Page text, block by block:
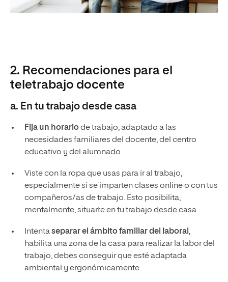
2. Recomendaciones para el
teletrabajo docente
a. En tu trabajo desde casa
Fija un horariode trabajo, adaptado a las
necesidades familiares del docente, del centro
educativo y del alumnado.
Viste con la ropa que usas para ir al trabajo,
especialmente si se imparten clases online o con tus
compañeros/as de trabajo. Esto posibilita,
mentalmente, situarte en tu trabajo desde casa.
Intentaseparar el ámbito familiar del laboral,
habilita una zona de la casa para realizar la labor del
trabajo, debes conseguir que esté adaptada
ambiental y ergonómicamente.